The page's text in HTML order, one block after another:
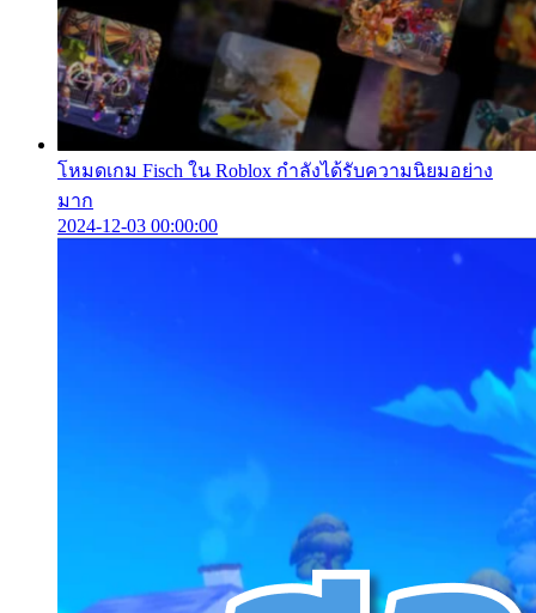
โหมดเกม Fisch ใน Roblox กำลังได้รับความนิยมอย่าง
มาก
2024-12-03 00:00:00